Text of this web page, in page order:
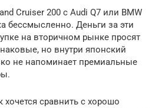
Cruiser 200 с Audi Q7 или BMW
бессмысленно. Деньги за эти
на вторичном рынке просят
но внутри японский
не напоминает премиальные
сравнить с хорошо